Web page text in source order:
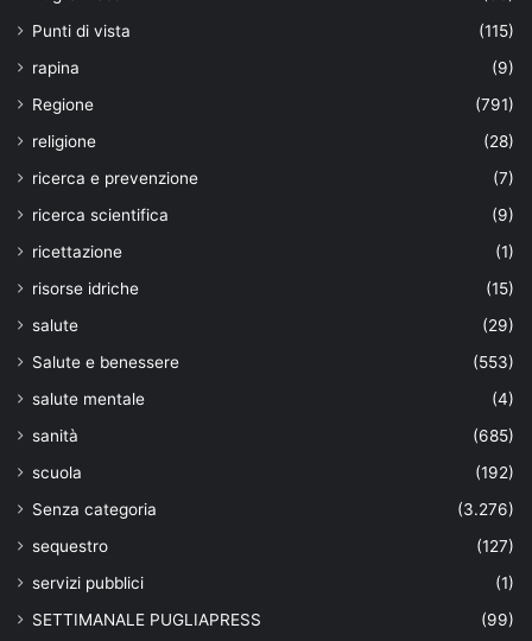
Punti di vista
(115)
rapina
(9)
Regione
(791)
religione
(28)
ricerca e prevenzione
(7)
ricerca scientifica
(9)
ricettazione
(1)
risorse idriche
(15)
salute
(29)
Salute e benessere
(553)
salute mentale
(4)
sanità
(685)
scuola
(192)
Senza categoria
(3.276)
sequestro
(127)
servizi pubblici
(1)
SETTIMANALE PUGLIAPRESS
(99)